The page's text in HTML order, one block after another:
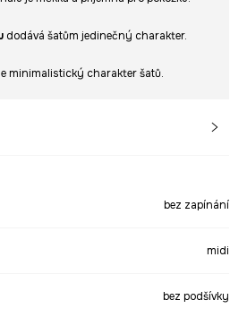
dodává šatům jedinečný charakter.
minimalistický charakter šatů.
bez zapínání
midi
bez podšívky